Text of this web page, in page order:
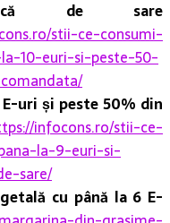
de sare
stii-ce-consumi-
10-euri-si-peste-50-
uri și peste 50% din
infocons.ro/stii-ce-
la-9-euri-si-
sare/
cu până la 6 E-